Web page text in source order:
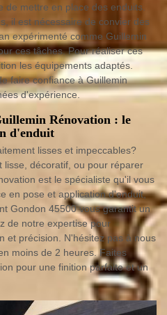
de mettre en place des enduits.
il est nécessaire de convier des
expérimenté comme Guillemin
ces tâches. Pour réaliser ces
les équipements adaptés.
faire confiance à Guillemin
d'expérience.
Rénovation : le
d'enduit
lisses et impeccables?
lisse, décoratif, ou pour réparer
est le spécialiste qu'il vous
en pose et application d'enduit,
Gondon 45500 vous garantit un
de notre expertise pour
et précision. N'hésitez pas à nous
moins de 2 heures. Faites
pour une finition parfaite et un